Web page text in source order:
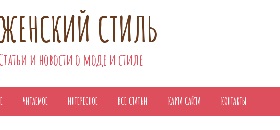
СТИЛЬ
и новости о моде и стиле
ЧИТАЕМОЕ ИНТЕРЕСНОЕ ВСЕ СТАТЬИ КАРТА САЙТА КОНТАКТЫ